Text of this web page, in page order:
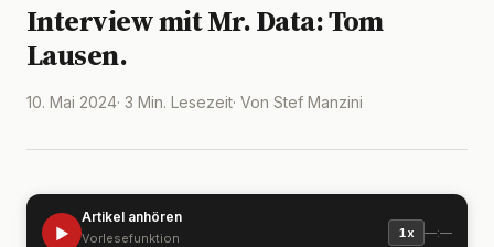
Interview mit Mr. Data: Tom
Lausen.
10. Mai 2024· 3 Min. Lesezeit· Von Stef Manzini
▶
Artikel anhören
Vorlesefunktion 1x —:—